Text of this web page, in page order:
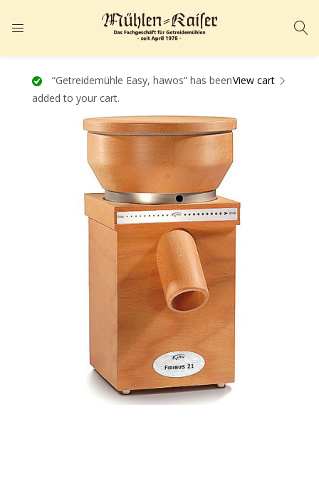
ANMELDEN
Geben Sie Ihren Benutzernamen und Ihr Passwort ein, um sich
anzumelden.
Angemeldet bleiben Passwort vergessen?
View cart
“Getreidemühle Easy, hawos” has been
added to your cart.